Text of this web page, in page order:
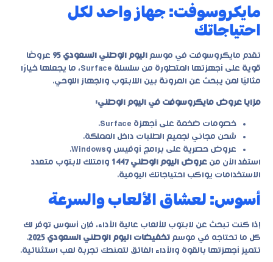
مايكروسوفت: جهاز واحد لكل
احتياجاتك
تقدم مايكروسوفت في موسم اليوم الوطني السعودي 95
عروضًا
قوية على أجهزتها المتطورة من سلسلة Surface، ما يجعلها خيارًا
مثاليًا لمن يبحث عن المرونة بين اللابتوب والجهاز اللوحي.
مزايا عروض مايكروسوفت في اليوم الوطني:
خصومات ضخمة على أجهزة Surface.
شحن مجاني لجميع الطلبات داخل المملكة.
عروض حصرية على برامج أوفيس وWindows.
استفد الآن من عروض اليوم الوطني 1447
وامتلك لابتوب متعدد
الاستخدامات يواكب احتياجاتك اليومية.
أسوس: لعشاق الألعاب والسرعة
إذا كنت تبحث عن لابتوب للألعاب عالية الأداء، فإن أسوس توفر لك
كل ما تحتاجه في موسم تخفيضات اليوم الوطني السعودي 2025
.
تتميز أجهزتها بالقوة والأداء الفائق لتمنحك تجربة لعب استثنائية.